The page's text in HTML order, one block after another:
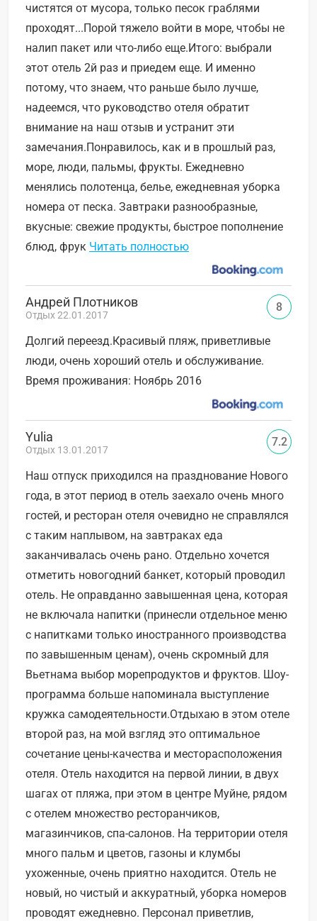
чистятся от мусора, только песок граблями
проходят...Порой тяжело войти в море, чтобы не
налип пакет или что-либо еще.Итого: выбрали
этот отель 2й раз и приедем еще. И именно
потому, что знаем, что раньше было лучше,
надеемся, что руководство отеля обратит
внимание на наш отзыв и устранит эти
замечания.Понравилось, как и в прошлый раз,
море, люди, пальмы, фрукты. Ежедневно
менялись полотенца, белье, ежедневная уборка
номера от песка. Завтраки разнообразные,
вкусные: свежие продукты, быстрое пополнение
блюд, фрук Читать полностью
Андрей Плотников
Отдых 22.01.2017
Долгий переезд.Красивый пляж, приветливые
люди, очень хороший отель и обслуживание.
Время проживания: Ноябрь 2016
8
Yulia
Отдых 13.01.2017
Наш отпуск приходился на празднование Нового
года, в этот период в отель заехало очень много
гостей, и ресторан отеля очевидно не справлялся
с таким наплывом, на завтраках еда
заканчивалась очень рано. Отдельно хочется
отметить новогодний банкет, который проводил
отель. Не оправданно завышенная цена, которая
не включала напитки (принесли отдельное меню
с напитками только иностранного производства
по завышенным ценам), очень скромный для
Вьетнама выбор морепродуктов и фруктов. Шоу-
программа больше напоминала выступление
кружка самодеятельности.Отдыхаю в этом отеле
второй раз, на мой взгляд это оптимальное
сочетание цены-качества и месторасположения
отеля. Отель находится на первой линии, в двух
шагах от пляжа, при этом в центре Муйне, рядом
с отелем множество ресторанчиков,
магазинчиков, спа-салонов. На территории отеля
много пальм и цветов, газоны и клумбы
ухоженные, очень приятно находится. Отель не
новый, но чистый и аккуратный, уборка номеров
проводят ежедневно. Персонал приветлив,
7.2